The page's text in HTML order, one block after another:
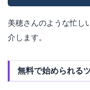
美穂さんのような忙し
介します。
無料で始められる